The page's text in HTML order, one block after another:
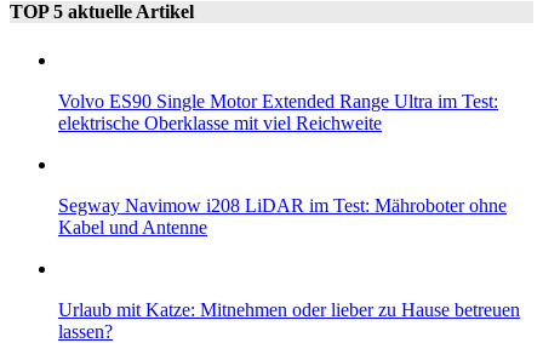
TOP 5 aktuelle Artikel
Volvo ES90 Single Motor Extended Range Ultra im Test:
elektrische Oberklasse mit viel Reichweite
Segway Navimow i208 LiDAR im Test: Mähroboter ohne
Kabel und Antenne
Urlaub mit Katze: Mitnehmen oder lieber zu Hause betreuen
lassen?